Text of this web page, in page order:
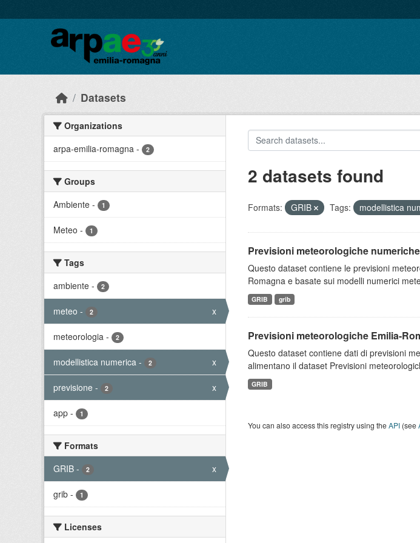
Datasets
Organizations
arpa-emilia-romagna - 2
Groups
Ambiente - 1
Meteo - 1
Tags
ambiente - 2
meteo - 2 x
meteorologia - 2
modellistica numerica - 2 x
previsione - 2 x
app - 1
Formats
GRIB - 2 x
grib - 1
Licenses
2 datasets found
Formats: GRIB Tags: modellistica
Previsioni meteorologiche
Questo dataset contiene le previsioni
Romagna e basate sui modelli numerici
GRIB grib
Previsioni meteorologiche Emilia-
Questo dataset contiene dati di previsioni
alimentano il dataset Previsioni
GRIB
You can also access this registry using theAPI(see